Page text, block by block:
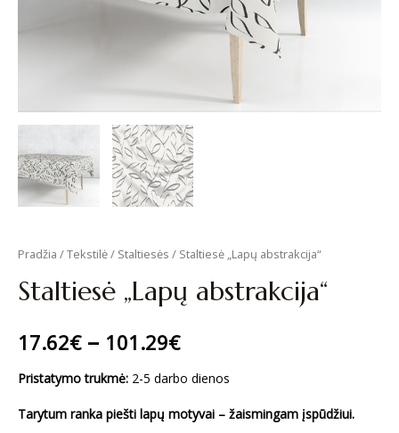
Pradžia /Tekstilė/ Staltiesės / Staltiesė „Lapų abstrakcija“
Staltiesė „Lapų abstrakcija“
17.62€– 101.29€
Pristatymo trukmė: 2-5 darbo dienos
Tarytum ranka piešti lapų motyvai – žaismingam įspūdžiui.